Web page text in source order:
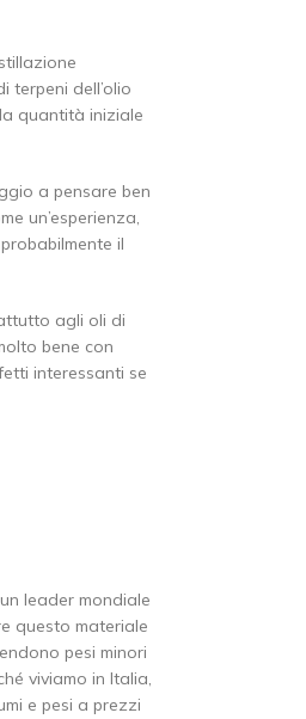
terpeni dell’olio
quantità iniziale
a pensare ben
un’esperienza,
il
agli oli di
bene con
interessanti se
leader mondiale
questo materiale
pesi minori
viviamo in Italia,
e pesi a prezzi